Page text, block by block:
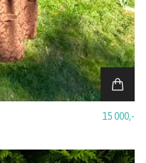
15 000,-